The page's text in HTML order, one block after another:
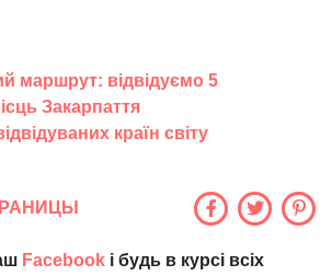
маршрут: відвідуємо 5
Закарпаття
країн світу
Facebook і будь в курсі всіх